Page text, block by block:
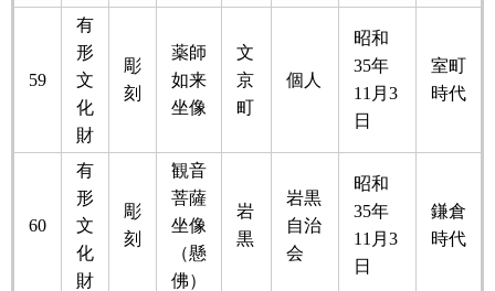
59
有
形
文
化
財
彫
刻
薬師
如来
坐像
文
京
町
個人
昭和
35年
11月3
日
室町
時代
60
有
形
文
化
財
彫
刻
観音
菩薩
坐像
（懸
佛）
岩
黒
岩黒
自治
会
昭和
35年
11月3
日
鎌倉
時代